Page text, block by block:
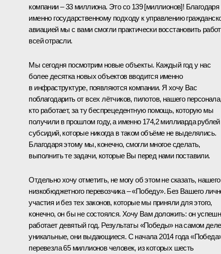
компании – 33 миллиона. Это со 139 [миллионов]! Благодаря
именно государственному подходу к управлению
авиацией мы с вами смогли практически восстановить
всей отрасли.
Мы сегодня посмотрим новые объекты. Каждый год у нас
более десятка новых объектов вводится именно
в инфраструктуре, появляются компании. Я хочу Вас
поблагодарить от всех лётчиков, пилотов, нашего
кто работает, за ту беспрецедентную помощь, которую мы
получили в прошлом году, а именно 174,2 миллиарда рублей
субсидий, которые никогда в таком объёме не выделялись.
Благодаря этому мы, конечно, смогли многое сделать,
выполнить те задачи, которые Вы перед нами поставили.
Отдельно хочу отметить, не могу об этом не сказать, нашего
низкобюджетного перевозчика – «Победу». Без Вашего
участия и без тех законов, которые мы приняли для этого,
конечно, он бы не состоялся. Хочу Вам доложить: он
работает девятый год. Результаты «Победы» на самом деле
уникальные, они выдающиеся. С начала 2014 года
перевезла 65 миллионов человек, из которых шесть